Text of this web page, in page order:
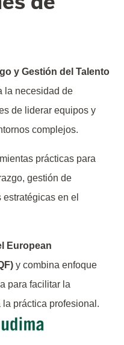
y Gestión del Talento
la necesidad de
de liderar equipos y
complejos.
prácticas para
gestión de
en el
European
y combina enfoque
para facilitar la
práctica profesional.